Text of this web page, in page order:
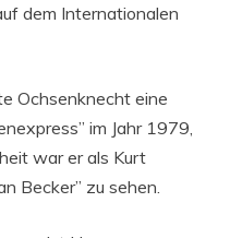
dem Internationalen
Ochsenknecht eine
im Jahr 1979,
war er als Kurt
Becker” zu sehen.